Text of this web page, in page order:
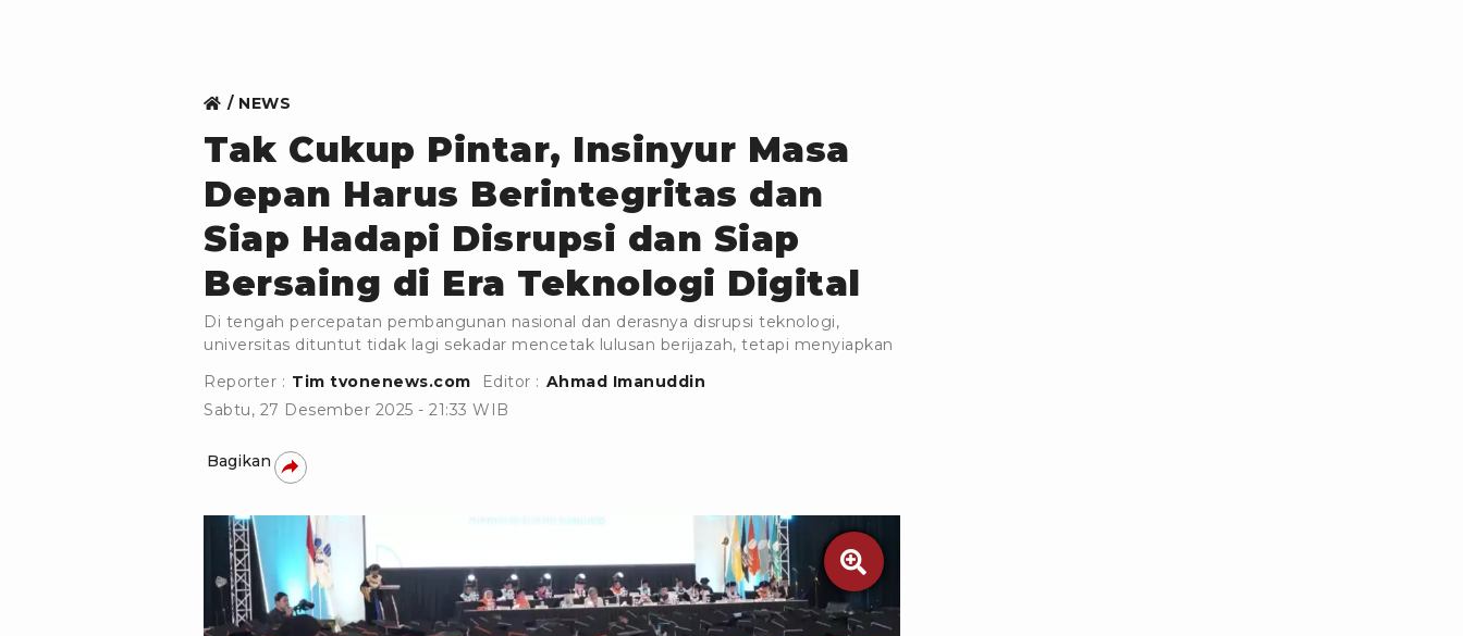
NEWS
Tak Cukup Pintar, Insinyur Masa
Depan Harus Berintegritas dan
Siap Hadapi Disrupsi dan Siap
Bersaing di Era Teknologi Digital
Di tengah percepatan pembangunan nasional dan derasnya disrupsi teknologi,
universitas dituntut tidak lagi sekadar mencetak lulusan berijazah, tetapi menyiapkan
Reporter : Tim tvonenews.com Editor : Ahmad Imanuddin
Sabtu, 27 Desember 2025 - 21:33 WIB
Bagikan
